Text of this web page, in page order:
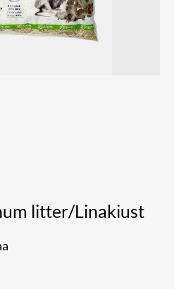
litter/Linakiust